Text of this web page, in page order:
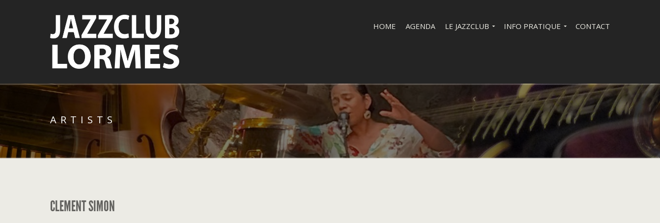
HOME AGENDA LE JAZZCLUB INFO PRATIQUE CONTACT
ARTISTS
CLEMENT SIMON